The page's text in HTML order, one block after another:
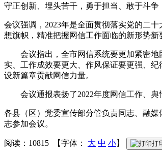
守正创新、埋头苦干，勇于担当、敢于斗争
会议强调，2023年是全面贯彻落实党的二
想旗帜，精准把握网信工作面临的新形势
会议指出，全市网信系统要更加紧密
实、工作成效要更大、作风保证要更强、
设新篇章贡献网信力量。
会议通报表扬了2022年度网信工作、
各县（区）党委宣传部分管负责同志、融
志参加会议。
阅读：10815 【字体： 大 中 小】 打